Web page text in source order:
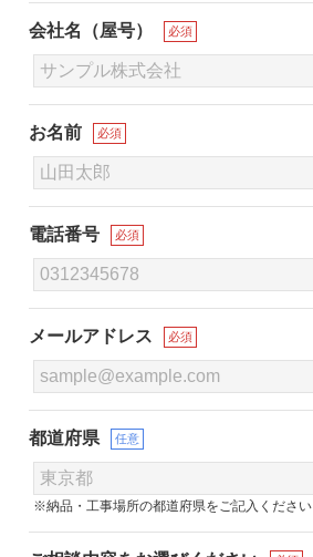
会社名（屋号） 必須
お名前 必須
電話番号 必須
メールアドレス 必須
都道府県 任意
※納品・工事場所の都道府県をご記入ください